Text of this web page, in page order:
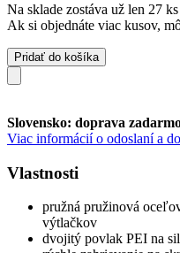
Na sklade zostáva už len 27
Ak si objednáte viac kusov,
Pridať do košíka
Slovensko: doprava
Viac informácií o odoslaní a
Vlastnosti
pružná pružinová
výtlačkov
dvojitý povlak PEI na